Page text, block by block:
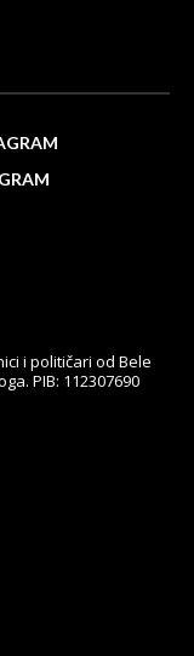
i političari od Bele
PIB: 112307690